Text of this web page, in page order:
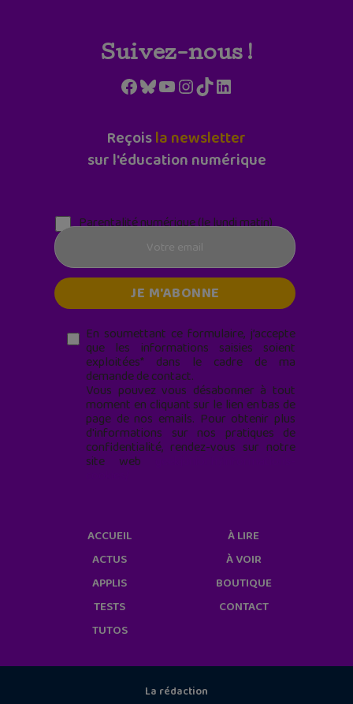
Suivez-nous !
Facebook
Bluesky
YouTube
Instagram
TikTokLinkedIn
Reçoisla newsletter
sur l'éducation numérique
Parentalité numérique (le lundi matin)
En soumettant ce formulaire, j’accepte
que les informations saisies soient
exploitées* dans le cadre de ma
demande de contact.
Vous pouvez vous désabonner à tout
moment en cliquant sur le lien en bas de
page de nos emails. Pour obtenir plus
d'informations sur nos pratiques de
confidentialité, rendez-vous sur notre
site web
ACCUEIL
ACTUS
APPLIS
TESTS
TUTOS
À LIRE
À VOIR
BOUTIQUE
CONTACT
La rédaction